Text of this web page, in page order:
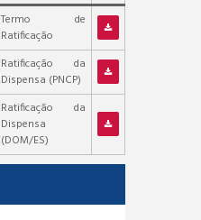
Termo de
Ratificação
Ratificação da
Dispensa (PNCP)
Ratificação da
Dispensa
(DOM/ES)